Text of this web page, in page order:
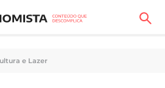
e Lazer